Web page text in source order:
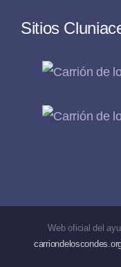
Sitios
Web oficial del